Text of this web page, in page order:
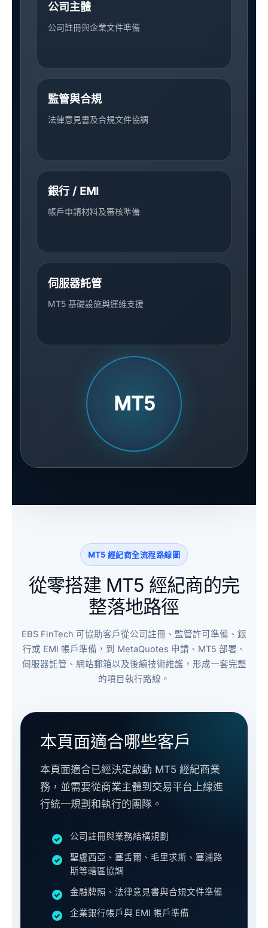
公司主體
公司註冊與企業文件準備
監管與合規
法律意見書及合規文件協調
銀行 / EMI
帳戶申請材料及審核準備
伺服器託管
MT5 基礎設施與運維支援
MT5
MT5 經紀商全流程路線圖
從零搭建 MT5 經紀商的完
整落地路徑
EBS FinTech 可協助客戶從公司註冊、監管許可準備、銀
行或 EMI 帳戶準備，到 MetaQuotes 申請、MT5 部署、
伺服器託管、網站郵箱以及後續技術維護，形成一套完整
的項目執行路線。
本頁面適合哪些客戶
本頁面適合已經決定啟動 MT5 經紀商業
務，並需要從商業主體到交易平台上線進
行統一規劃和執行的團隊。
公司註冊與業務結構規劃
聖盧西亞、塞舌爾、毛里求斯、塞浦路
斯等轄區協調
金融牌照、法律意見書與合規文件準備
企業銀行帳戶與 EMI 帳戶準備